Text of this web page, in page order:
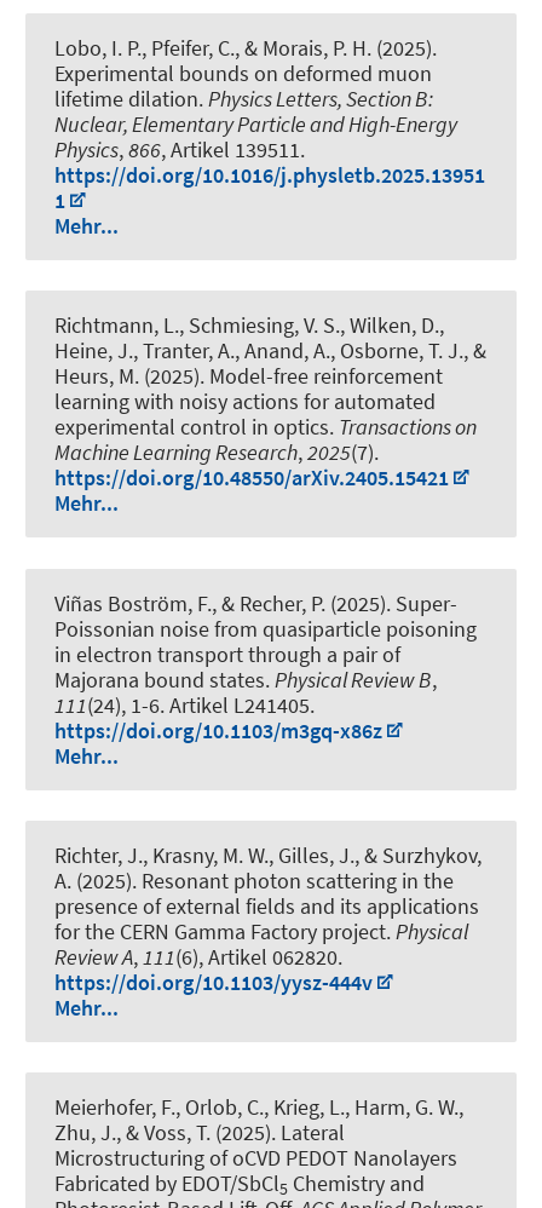
Lobo, I. P., Pfeifer, C., & Morais, P. H. (2025).
Experimental bounds on deformed muon
lifetime dilation.Physics Letters, Section B:
Nuclear, Elementary Particle and High-Energy
Physics,866, Artikel 139511.
https://doi.org/10.1016/j.physletb.2025.13951
1
Mehr...
Richtmann, L., Schmiesing, V. S., Wilken, D.,
Heine, J., Tranter, A., Anand, A., Osborne, T. J., &
Heurs, M. (2025). Model-free reinforcement
learning with noisy actions for automated
experimental control in optics. Transactions on
Machine Learning Research,2025(7).
https://doi.org/10.48550/arXiv.2405.15421
Mehr...
Viñas Boström, F., & Recher, P. (2025). Super-
Poissonian noise from quasiparticle poisoning
in electron transport through a pair of
Majorana bound states.Physical Review B,
111(24), 1-6. Artikel L241405.
https://doi.org/10.1103/m3gq-x86z
Mehr...
Richter, J., Krasny, M. W., Gilles, J., & Surzhykov,
A. (2025). Resonant photon scattering in the
presence of external fields and its applications
for the CERN Gamma Factory project.Physical
Review A,111(6), Artikel 062820.
https://doi.org/10.1103/yysz-444v
Mehr...
Meierhofer, F., Orlob, C., Krieg, L., Harm, G. W.,
Zhu, J., & Voss, T. (2025). Lateral
Microstructuring of oCVD PEDOT Nanolayers
Fabricated by EDOT/SbCl5 Chemistry and